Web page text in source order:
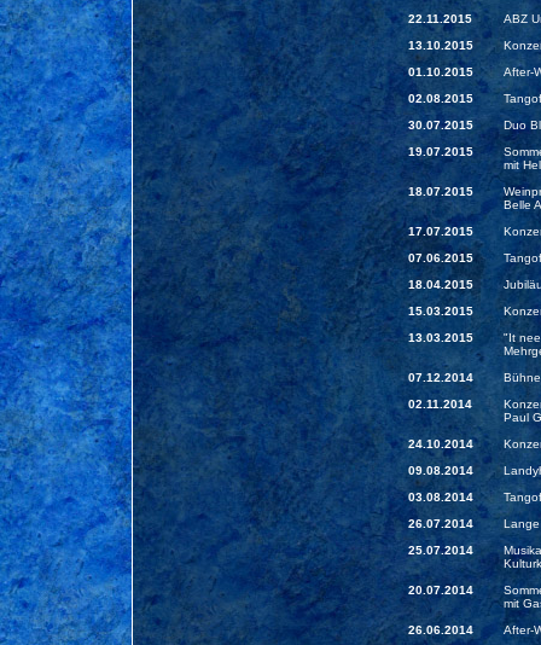
22.11.2015
ABZ
13.10.2015
01.10.2015
After-
02.08.2015
30.07.2015
Duo
19.07.2015
mit
18.07.2015
Belle
17.07.2015
07.06.2015
18.04.2015
15.03.2015
13.03.2015
"It
07.12.2014
02.11.2014
Paul
24.10.2014
09.08.2014
03.08.2014
26.07.2014
25.07.2014
20.07.2014
mit
26.06.2014
After-